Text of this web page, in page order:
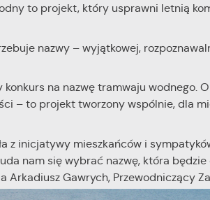
to projekt, który usprawni letnią
nazwy – wyjątkowej,
na nazwę tramwaju wodnego.
– to projekt tworzony wspólnie, dla
z inicjatywy mieszkańców i
nam się wybrać nazwę, która
Gawrych, Przewodniczący